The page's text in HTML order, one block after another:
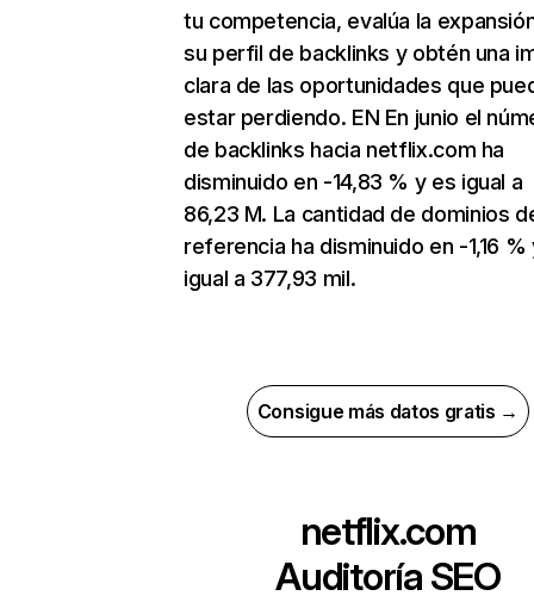
tu competencia, evalúa la
su perfil de backlinks y obtén una
clara de las oportunidades que
estar perdiendo. EN En junio el
de backlinks hacia netflix.com ha
disminuido en -14,83 % y es igual a
86,23 M. La cantidad de dominios
referencia ha disminuido en -1,16 %
igual a 377,93 mil.
Consigue más datos gratis →
netflix.com
Auditoría SEO